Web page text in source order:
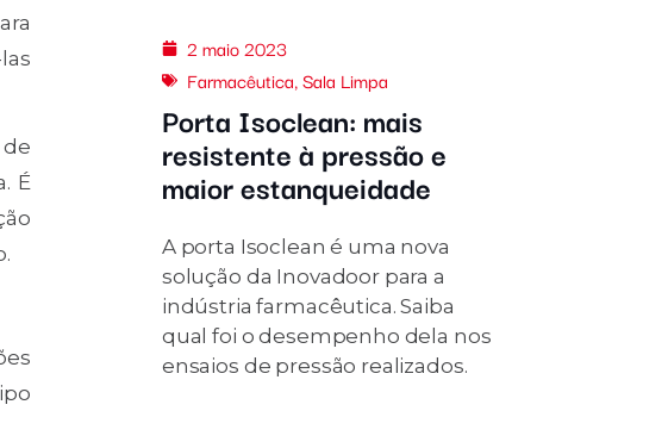
É
2 maio 2023
Farmacêutica,Sala Limpa
Porta Isoclean: mais
resistente à pressão e
maior estanqueidade
A porta Isoclean é uma nova
solução da Inovadoor para a
indústria farmacêutica. Saiba
qual foi o desempenho dela nos
ensaios de pressão realizados.